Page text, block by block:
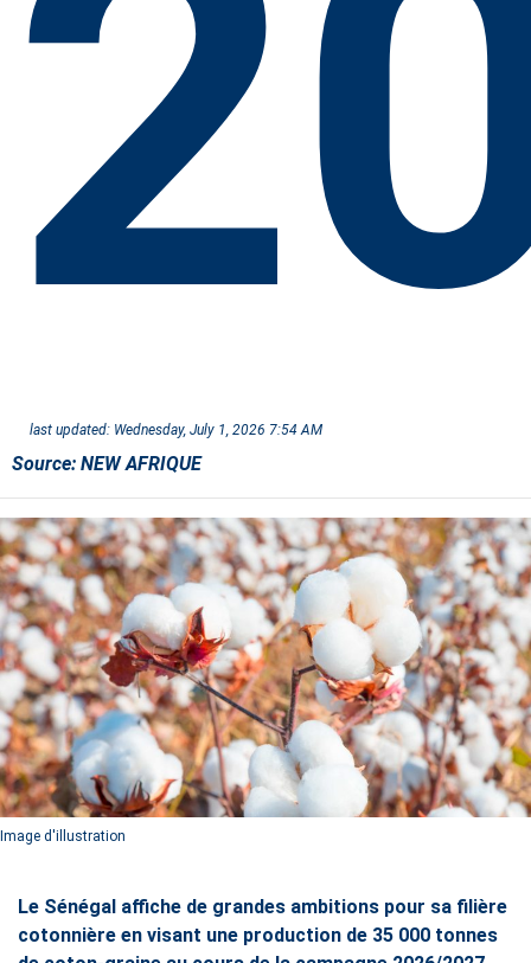
last updated: Wednesday, July 1, 2026 7:54 AM
Source: NEW AFRIQUE
Image d'illustration
Le Sénégal affiche de grandes ambitions pour sa filière
cotonnière en visant une production de 35 000 tonnes